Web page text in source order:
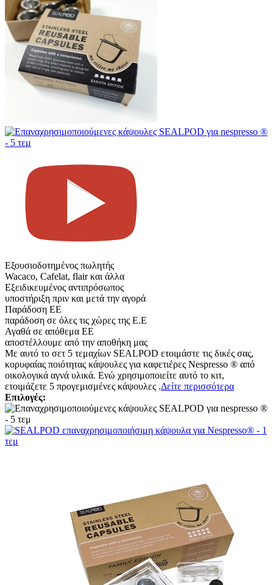
Εξουσιοδοτημένος πωλητής
Wacaco, Cafelat, flair και άλλα
Εξειδικευμένος αντιπρόσωπος
υποστήριξη πριν και μετά την αγορά
Παράδοση ΕΕ
παράδοση σε όλες τις χώρες της Ε.Ε
Αγαθά σε απόθεμα ΕΕ
αποστέλλουμε από την αποθήκη μας
Με αυτό το σετ 5 τεμαχίων SEALPOD ετοιμάστε τις δικές σας,
κορυφαίας ποιότητας κάψουλες για καφετιέρες Nespresso ® από
οικολογικά αγνά υλικά. Ενώ χρησιμοποιείτε αυτό το κιτ,
ετοιμάζετε 5 προγεμισμένες κάψουλες .Δείτε περισσότερα
Επιλογές: